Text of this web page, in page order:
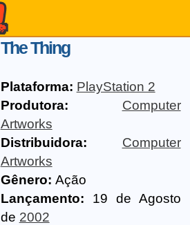
The Thing
Plataforma: PlayStation 2
Produtora:
Computer
Artworks
Distribuidora:
Computer
Artworks
Gênero: Ação
Lançamento: 19 de Agosto
de 2002